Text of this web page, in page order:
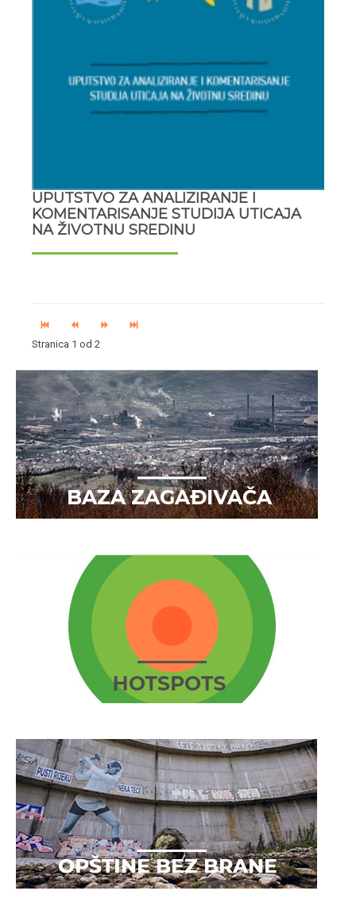
UPUTSTVO ZA ANALIZIRANJE I
KOMENTARISANJE STUDIJA UTICAJA
NA ŽIVOTNU SREDINU
Stranica 1 od 2